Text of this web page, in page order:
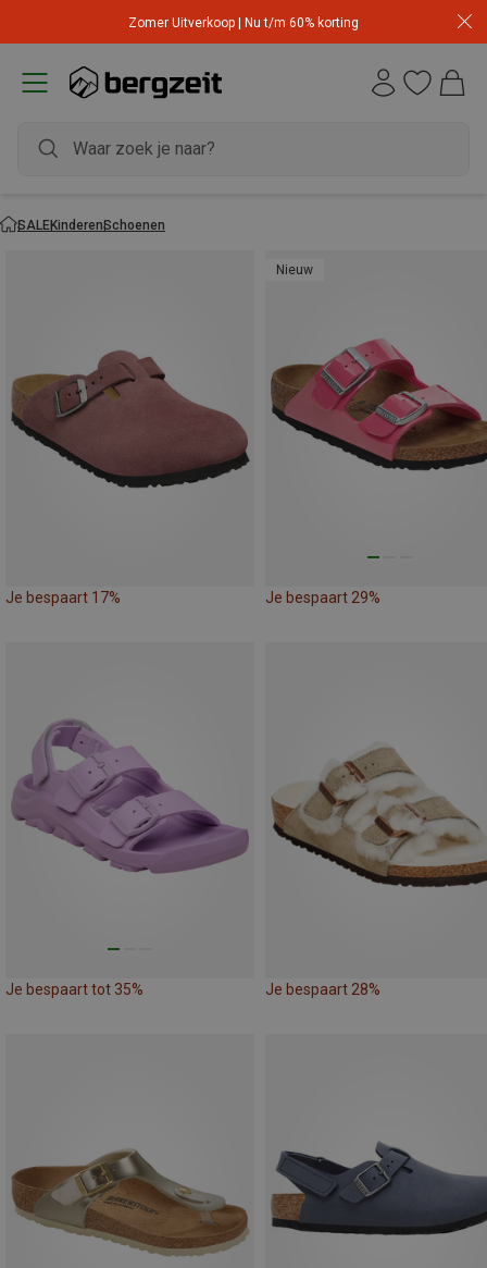
Zomer Uitverkoop | Nu t/m 60% korting
SALEKinderenSchoenen
Je bespaart 17%
Nieuw
Je bespaart 29%
Je bespaart tot 35% Je bespaart 28%